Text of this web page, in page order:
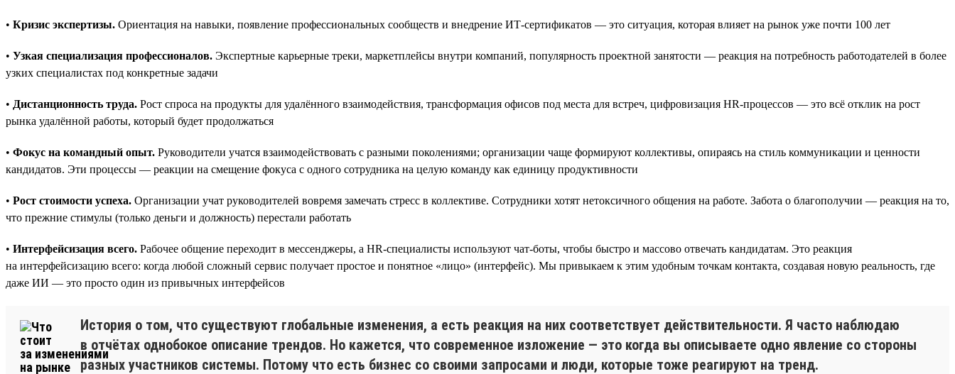
• Кризис экспертизы. Ориентация на навыки, появление профессиональных сообществ и внедрение ИТ-сертификатов — это ситуация, которая влияет на рынок уже почти 100 лет
• Узкая специализация профессионалов. Экспертные карьерные треки, маркетплейсы внутри компаний, популярность проектной занятости — реакция на потребность работодателей в более
узких специалистах под конкретные задачи
• Дистанционность труда. Рост спроса на продукты для удалённого взаимодействия, трансформация офисов под места для встреч, цифровизация HR-процессов — это всё отклик на рост
рынка удалённой работы, который будет продолжаться
• Фокус на командный опыт. Руководители учатся взаимодействовать с разными поколениями; организации чаще формируют коллективы, опираясь на стиль коммуникации и ценности
кандидатов. Эти процессы — реакции на смещение фокуса с одного сотрудника на целую команду как единицу продуктивности
• Рост стоимости успеха. Организации учат руководителей вовремя замечать стресс в коллективе. Сотрудники хотят нетоксичного общения на работе. Забота о благополучии — реакция на то,
что прежние стимулы (только деньги и должность) перестали работать
• Интерфейсизация всего. Рабочее общение переходит в мессенджеры, а HR-специалисты используют чат-боты, чтобы быстро и массово отвечать кандидатам. Это реакция
на интерфейсизацию всего: когда любой сложный сервис получает простое и понятное «лицо» (интерфейс). Мы привыкаем к этим удобным точкам контакта, создавая новую реальность, где
даже ИИ — это просто один из привычных интерфейсов
История о том, что существуют глобальные изменения, а есть реакция на них соответствует действительности. Я часто наблюдаю
в отчётах однобокое описание трендов. Но кажется, что современное изложение — это когда вы описываете одно явление со стороны
разных участников системы. Потому что есть бизнес со своими запросами и люди, которые тоже реагируют на тренд.